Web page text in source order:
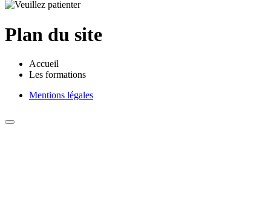
Plan du site
Accueil
Les formations
Mentions légales